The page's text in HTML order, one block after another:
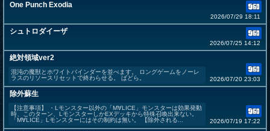
One Punch Exodia
2026/07/29 18:11
シュトロダイーザ
2026/07/25 14:12
絶対領域ver2
混沌の魔獣とホワイトバインダーを並べます。 ロングゲームをノーレ
ラスのリソースリセットで終わらせる。 ぱどら。
2026/07/20 23:03
除外蘇生
【注意事項】 ・Lモンスター以外の「M∀LICE」モンスターは効果発動
時、このターン、LモンスターしかEXデッキから特殊召喚出来ない。
「M∀LICE」Lモンスターにはその制約は無い。 【除外される...
2026/07/19 17:22